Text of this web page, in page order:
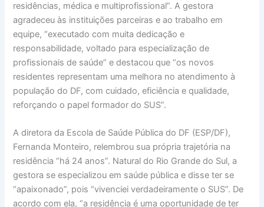
residências, médica e multiprofissional”. A gestora
agradeceu às instituições parceiras e ao trabalho em
equipe, “executado com muita dedicação e
responsabilidade, voltado para especialização de
profissionais de saúde” e destacou que “os novos
residentes representam uma melhora no atendimento à
população do DF, com cuidado, eficiência e qualidade,
reforçando o papel formador do SUS”.
A diretora da Escola de Saúde Pública do DF (ESP/DF),
Fernanda Monteiro, relembrou sua própria trajetória na
residência “há 24 anos”. Natural do Rio Grande do Sul, a
gestora se especializou em saúde pública e disse ter se
“apaixonado”, pois “vivenciei verdadeiramente o SUS”. De
acordo com ela, “a residência é uma oportunidade de ter